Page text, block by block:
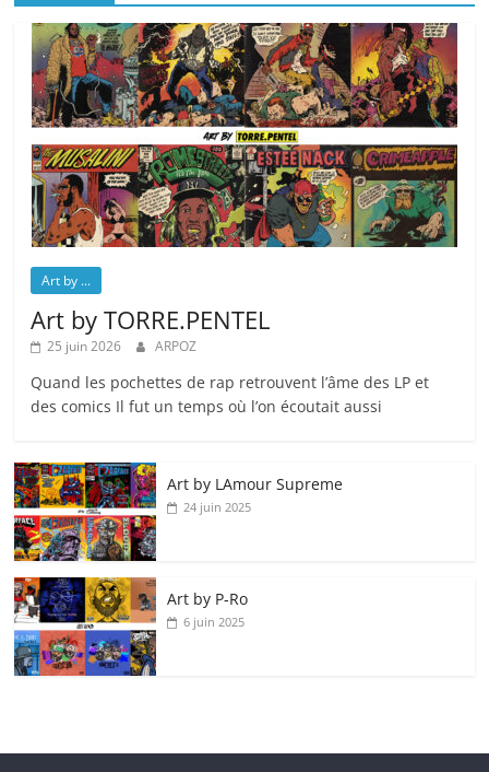
Art by ...
Art by TORRE.PENTEL
25 juin 2026 ARPOZ
Quand les pochettes de rap retrouvent l’âme des LP et
des comics Il fut un temps où l’on écoutait aussi
Art by LAmour Supreme
24 juin 2025
Art by P‑Ro
6 juin 2025